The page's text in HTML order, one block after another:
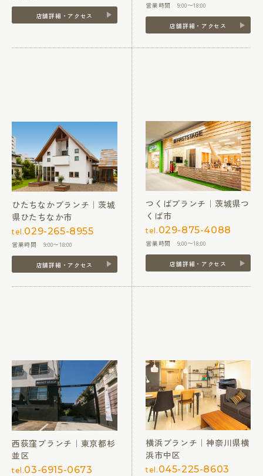
店舗詳細・アクセス
営業時間 9:00〜18:00
店舗詳細・アクセス
ひたちなかブランチ｜茨城
県ひたちなか市
tel.029-265-8955
営業時間 9:00〜18:00
店舗詳細・アクセス
つくばブランチ｜茨城県つ
くば市
tel. 029-875-4088
営業時間 9:00〜18:00
店舗詳細・アクセス
西荻窪ブランチ｜東京都杉
並区
tel.03-6915-0673
横浜ブランチ｜神奈川県横
浜市中区
tel. 045-225-8603